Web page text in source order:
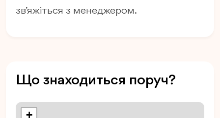
зв’яжіться з менеджером.
Що знаходиться поруч?
+